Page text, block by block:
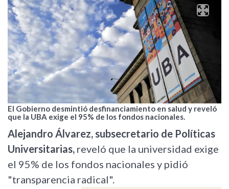
El Gobierno desmintió desfinanciamiento en salud y reveló
que la UBA exige el 95% de los fondos nacionales.
Alejandro Álvarez, subsecretario de Políticas
Universitarias, reveló que la universidad exige
el 95% de los fondos nacionales y pidió
"transparencia radical".